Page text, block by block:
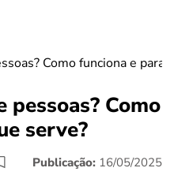
Como funciona e para
pessoas? Como
serve?
Publicação: 16/05/2025